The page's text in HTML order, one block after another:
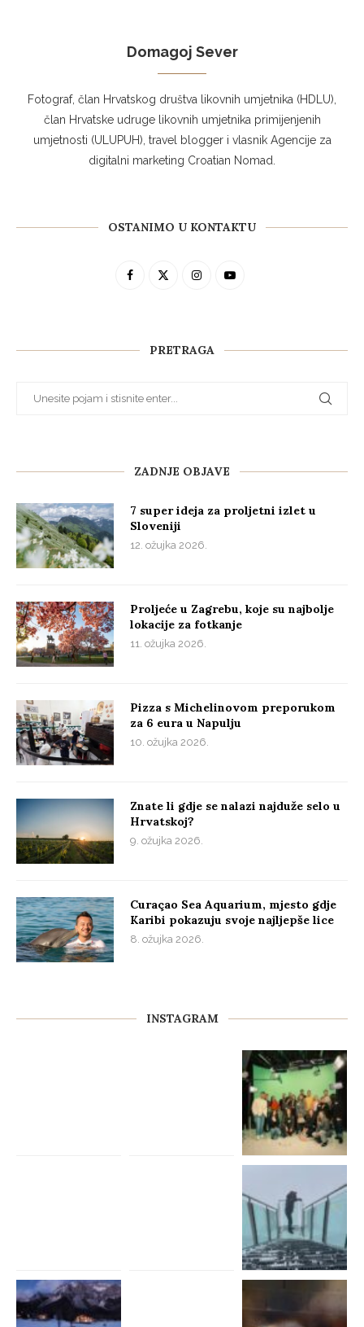
Domagoj Sever
Fotograf, član Hrvatskog društva likovnih umjetnika (HDLU),
član Hrvatske udruge likovnih umjetnika primijenjenih
umjetnosti (ULUPUH), travel blogger i vlasnik Agencije za
digitalni marketing Croatian Nomad.
OSTANIMO U KONTAKTU
PRETRAGA
ZADNJE OBJAVE
7 super ideja za proljetni izlet u
Sloveniji
12. ožujka 2026.
Proljeće u Zagrebu, koje su najbolje
lokacije za fotkanje
11. ožujka 2026.
Pizza s Michelinovom preporukom
za 6 eura u Napulju
10. ožujka 2026.
Znate li gdje se nalazi najduže selo u
Hrvatskoj?
9. ožujka 2026.
Curaçao Sea Aquarium, mjesto gdje
Karibi pokazuju svoje najljepše lice
8. ožujka 2026.
INSTAGRAM